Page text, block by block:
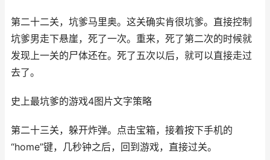
第二十二关，坑爹马里奥。这关确实肯很坑爹。直接控制
坑爹男走下悬崖，死了一次。重来，死了第二次的时候就
发现上一关的尸体还在。死了五次以后，就可以直接走过
去了。
史上最坑爹的游戏4图片文字策略
第二十三关，躲开炸弹。点击宝箱，接着按下手机的
“home”键，几秒钟之后，回到游戏，直接过关。